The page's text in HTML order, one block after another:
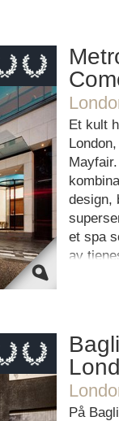
Et kult
design,
et spa
av
På